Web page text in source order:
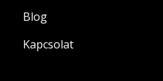
Blog
Kapcsolat